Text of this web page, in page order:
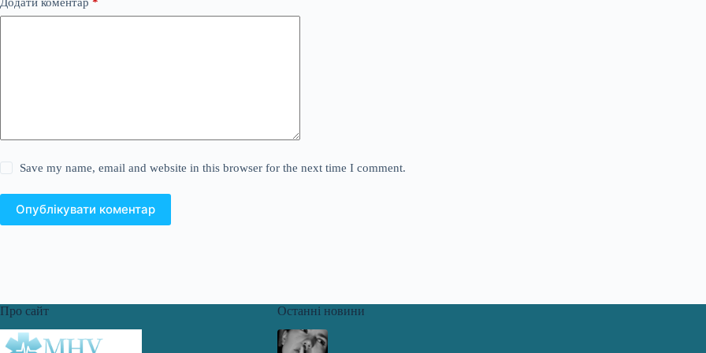
Save my name, email and website in this browser for the next time I comment.
Опублікувати коментар
Про сайт Останні новини